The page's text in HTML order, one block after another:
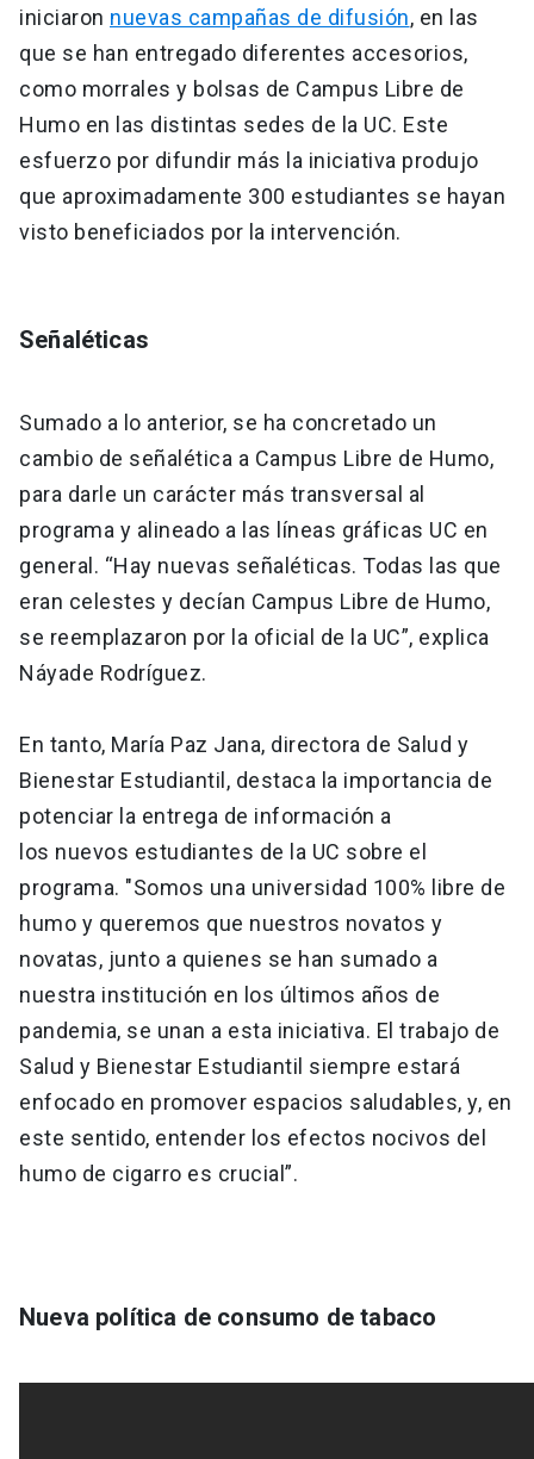
iniciaron nuevas campañas de difusión, en las
que se han entregado diferentes accesorios,
como morrales y bolsas de Campus Libre de
Humo en las distintas sedes de la UC. Este
esfuerzo por difundir más la iniciativa produjo
que aproximadamente 300 estudiantes se hayan
visto beneficiados por la intervención.
Señaléticas
Sumado a lo anterior, se ha concretado un
cambio de señalética a Campus Libre de Humo,
para darle un carácter más transversal al
programa y alineado a las líneas gráficas UC en
general. “Hay nuevas señaléticas. Todas las que
eran celestes y decían Campus Libre de Humo,
se reemplazaron por la oficial de la UC”, explica
Náyade Rodríguez.
En tanto, María Paz Jana, directora de Salud y
Bienestar Estudiantil, destaca la importancia de
potenciar la entrega de información a
los nuevos estudiantes de la UC sobre el
programa. "Somos una universidad 100% libre de
humo y queremos que nuestros novatos y
novatas, junto a quienes se han sumado a
nuestra institución en los últimos años de
pandemia, se unan a esta iniciativa. El trabajo de
Salud y Bienestar Estudiantil siempre estará
enfocado en promover espacios saludables, y, en
este sentido, entender los efectos nocivos del
humo de cigarro es crucial”.
Nueva política de consumo de tabaco